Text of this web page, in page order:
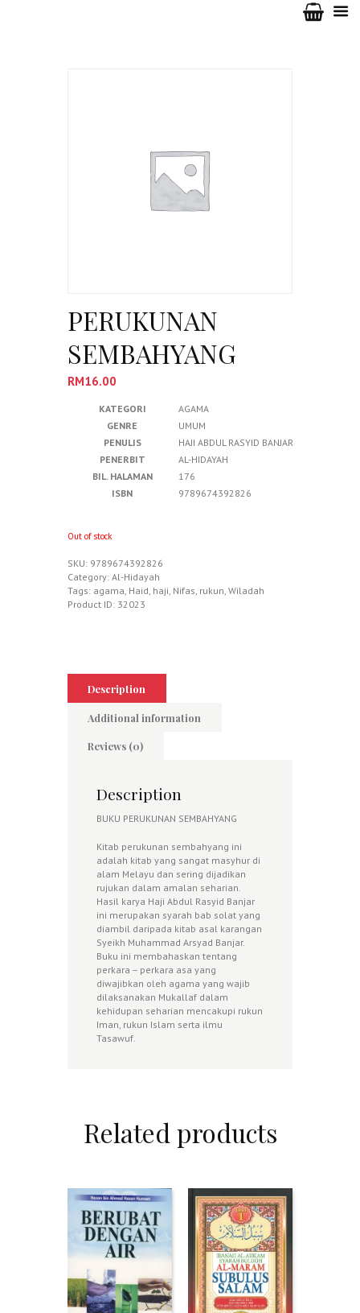
PERUKUNAN
SEMBAHYANG
RM16.00
KATEGORI
AGAMA
GENRE
UMUM
PENULIS
HAJI ABDUL RASYID BANJAR
PENERBIT
AL-HIDAYAH
BIL. HALAMAN
176
ISBN
9789674392826
Out of stock
SKU: 9789674392826
Category: Al-Hidayah
Tags: agama, Haid, haji, Nifas, rukun, Wiladah
Product ID: 32023
Description
Additional information
Reviews (0)
Description
BUKU PERUKUNAN SEMBAHYANG
Kitab perukunan sembahyang ini
adalah kitab yang sangat masyhur di
alam Melayu dan sering dijadikan
rujukan dalam amalan seharian.
Hasil karya Haji Abdul Rasyid Banjar
ini merupakan syarah bab solat yang
diambil daripada kitab asal karangan
Syeikh Muhammad Arsyad Banjar.
Buku ini membahaskan tentang
perkara – perkara asa yang
diwajibkan oleh agama yang wajib
dilaksanakan Mukallaf dalam
kehidupan seharian mencakupi rukun
Iman, rukun Islam serta ilmu
Tasawuf.
Related products